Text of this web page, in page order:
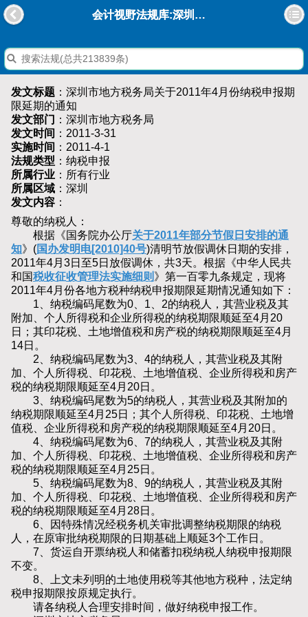
会计视野法规库:深圳市地方税务局关于2011年4月份纳税申报期限延期的通知
发文标题 ：深圳市地方税务局关于2011年4月份纳税申报期
限延期的通知
发文部门 ：深圳市地方税务局
发文时间 ：2011-3-31
实施时间 ：2011-4-1
法规类型 ：纳税申报
所属行业 ：所有行业
所属区域 ：深圳
发文内容 ：
尊敬的纳税人：
根据《国务院办公厅关于2011年部分节假日安排的通
知》(国办发明电[2010]40号)清明节放假调休日期的安排，
2011年4月3日至5日放假调休，共3天。根据《中华人民共
和国税收征收管理法实施细则 》第一百零九条规定，现将
2011年4月份各地方税种纳税申报期限延期情况通知如下：
1、纳税编码尾数为0、1、2的纳税人，其营业税及其
附加、个人所得税和企业所得税的纳税期限顺延至4月20
日；其印花税、土地增值税和房产税的纳税期限顺延至4月
14日。
2、纳税编码尾数为3、4的纳税人，其营业税及其附
加、个人所得税、印花税、土地增值税、企业所得税和房产
税的纳税期限顺延至4月20日。
3、纳税编码尾数为5的纳税人，其营业税及其附加的
纳税期限顺延至4月25日；其个人所得税、印花税、土地增
值税、企业所得税和房产税的纳税期限顺延至4月20日。
4、纳税编码尾数为6、7的纳税人，其营业税及其附
加、个人所得税、印花税、土地增值税、企业所得税和房产
税的纳税期限顺延至4月25日。
5、纳税编码尾数为8、9的纳税人，其营业税及其附
加、个人所得税、印花税、土地增值税、企业所得税和房产
税的纳税期限顺延至4月28日。
6、因特殊情况经税务机关审批调整纳税期限的纳税
人，在原审批纳税期限的日期基础上顺延3个工作日。
7、货运自开票纳税人和储蓄扣税纳税人纳税申报期限
不变。
8、上文未列明的土地使用税等其他地方税种，法定纳
税申报期限按原规定执行。
请各纳税人合理安排时间，做好纳税申报工作。